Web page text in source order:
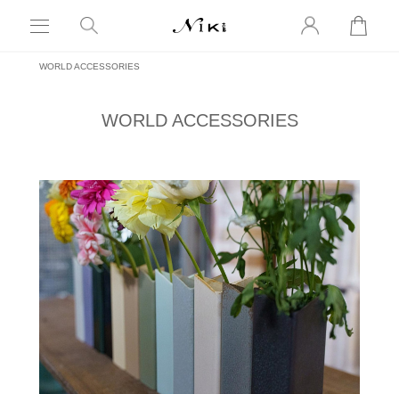
WORLD ACCESSORIES
WORLD ACCESSORIES